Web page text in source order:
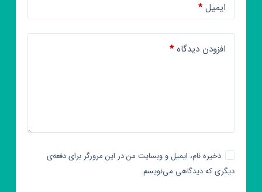
ایمیل*
افزودن دیدگاه*
ذخیره نام، ایمیل و وبسایت من در این مرورگر برای دفعه‌ی
دیگری که دیدگاهی می‌نویسم.